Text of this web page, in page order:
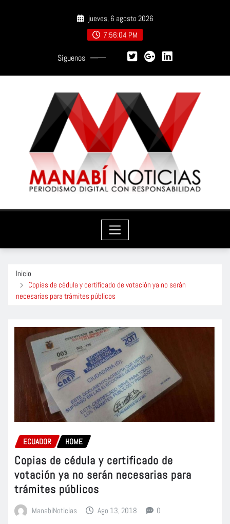
jueves, 6 agosto 2026
7:56:05 PM
Síguenos
Inicio
Copias de cédula y certificado de votación ya no serán
necesarias para trámites públicos
ECUADOR HOME
Copias de cédula y certificado de
votación ya no serán necesarias para
trámites públicos
ManabiNoticias Ago 13, 2018 0